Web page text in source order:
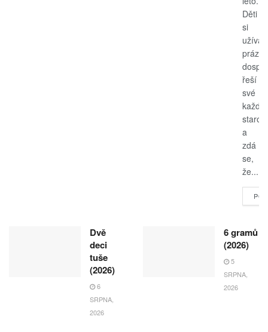
Děti
si
užívají
řeší
své
a
zdá
se,
že...
Dvě
deci
tuše
(2026)
6
SRPNA,
2026
6 gramů
(2026)
5
SRPNA,
2026